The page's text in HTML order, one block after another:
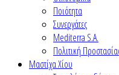
Ποιότητα
Συνεργάτες
Mediterra S.A.
Πολιτική
Μαστίχα Χίου